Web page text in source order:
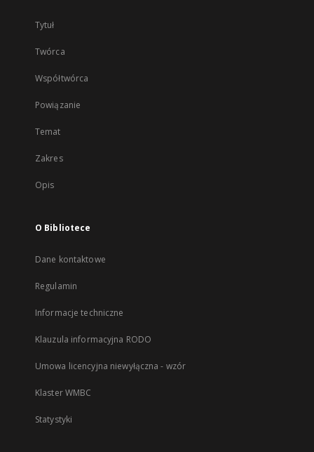
Tytuł
Twórca
Współtwórca
Powiązanie
Temat
Zakres
Opis
O Bibliotece
Dane kontaktowe
Regulamin
Informacje techniczne
Klauzula informacyjna RODO
Umowa licencyjna niewyłączna - wzór
Klaster WMBC
Statystyki